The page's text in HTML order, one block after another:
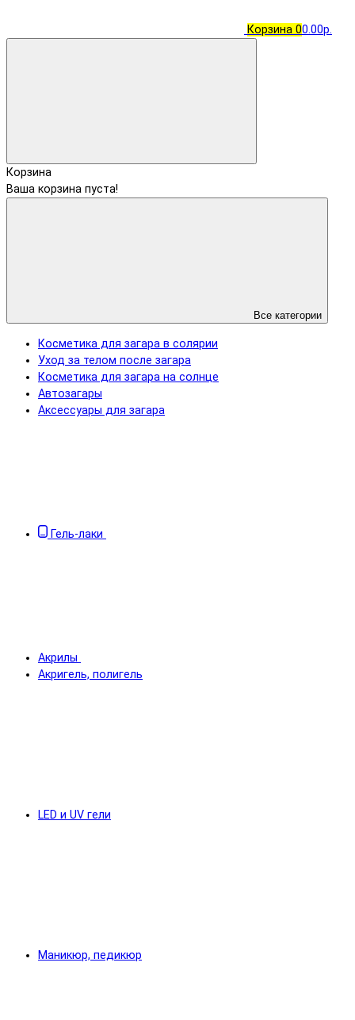
Корзина 00.00р.
Корзина
Ваша корзина пуста!
Все категории
Косметика для загара в солярии
Уход за телом после загара
Косметика для загара на солнце
Автозагары
Аксессуары для загара
Гель-лаки
Акрилы
Акригель, полигель
LED и UV гели
Маникюр, педикюр